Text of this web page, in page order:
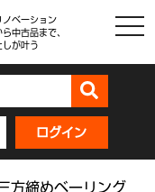
ノベーション
中古品まで、
しが叶う
ログイン
方締めベーリング